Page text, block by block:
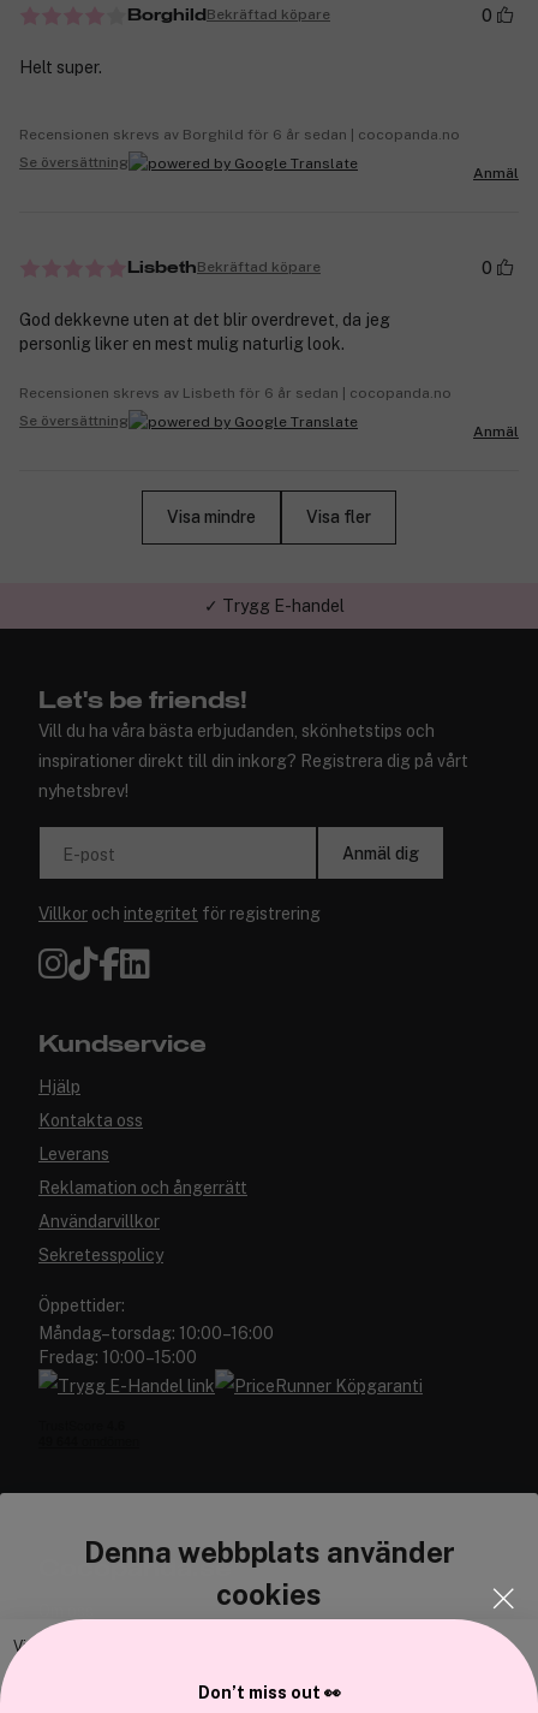
Denna webbplats använder
cookies
Vi använder enhetsidentifierare för att anpassa innehållet och
Borghild Bekräftad köpare 0
Helt super.
Recensionen skrevs av Borghild för 6 år sedan | cocopanda.no
Se översättning
Anmäl
LisbethBekräftad köpare 0
God dekkevne uten at det blir overdrevet, da jeg
personlig liker en mest mulig naturlig look.
Recensionen skrevs av Lisbeth för 6 år sedan | cocopanda.no
Se översättning
Anmäl
Visa mindre Visa fler
✓ Trygg E-handel
Let's be friends!
Vill du ha våra bästa erbjudanden, skönhetstips och
inspirationer direkt till din inkorg? Registrera dig på vårt
nyhetsbrev!
E-post Anmäl dig
Villkor och integritet för registrering
Kundservice
Hjälp
Kontakta oss
Leverans
Reklamation och ångerrätt
Användarvillkor
Sekretesspolicy
Öppettider:
Måndag–torsdag: 10:00–16:00
Fredag: 10:00–15:00
Cocopanda.se
Don’t miss out 👀